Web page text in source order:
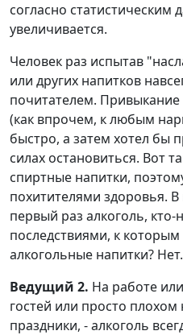
согласно статистическим
увеличивается.
Человек раз испытав
или других напитков
почитателем.
(как впрочем, к любым
быстро, а затем хотел бы
силах остановиться. Вот
спиртные напитки,
похитителями здоровья.
первый раз алкоголь,
последствиями, к которым
алкогольные напитки?
Ведущий 2. На работе
гостей или просто
праздники, - алкоголь